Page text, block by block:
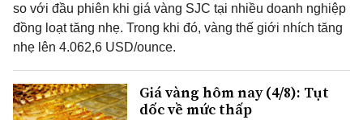
so với đầu phiên khi giá vàng SJC tại nhiều doanh nghiệp
đồng loạt tăng nhẹ. Trong khi đó, vàng thế giới nhích tăng
nhẹ lên 4.062,6 USD/ounce.
Giá vàng hôm nay (4/8): Tụt
dốc về mức thấp